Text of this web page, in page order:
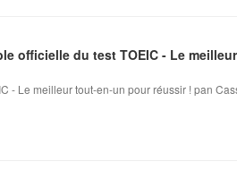
officielle du test TOEIC - Le
- Le meilleur tout-en-un pour réussir ! pan